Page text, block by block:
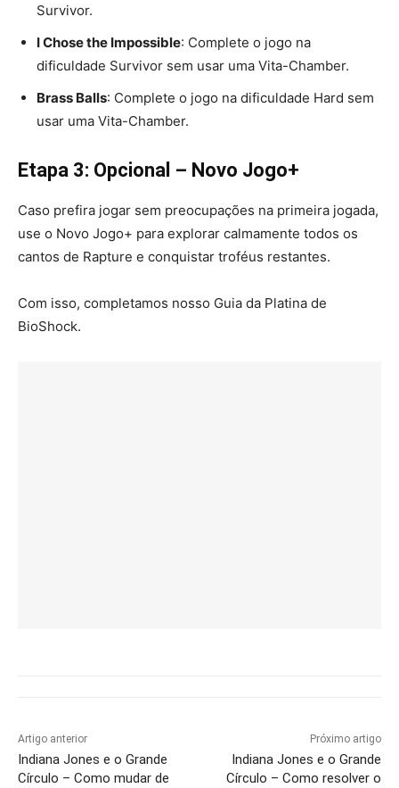
Survivor.
I Chose the Impossible: Complete o jogo na
dificuldade Survivor sem usar uma Vita-Chamber.
Brass Balls: Complete o jogo na dificuldade Hard sem
usar uma Vita-Chamber.
Etapa 3: Opcional – Novo Jogo+
Caso prefira jogar sem preocupações na primeira jogada,
use o Novo Jogo+ para explorar calmamente todos os
cantos de Rapture e conquistar troféus restantes.
Com isso, completamos nosso Guia da Platina de
BioShock.
Artigo anterior
Indiana Jones e o Grande
Círculo – Como mudar de
Próximo artigo
Indiana Jones e o Grande
Círculo – Como resolver o